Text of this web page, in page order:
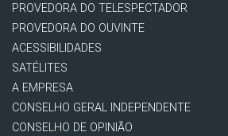
PROVEDORA DO TELESPECTADOR
PROVEDORA DO OUVINTE
ACESSIBILIDADES
SATÉLITES
A EMPRESA
CONSELHO GERAL INDEPENDENTE
CONSELHO DE OPINIÃO